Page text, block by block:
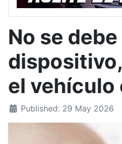
No se
el vehículo
Published: 29 May 2026